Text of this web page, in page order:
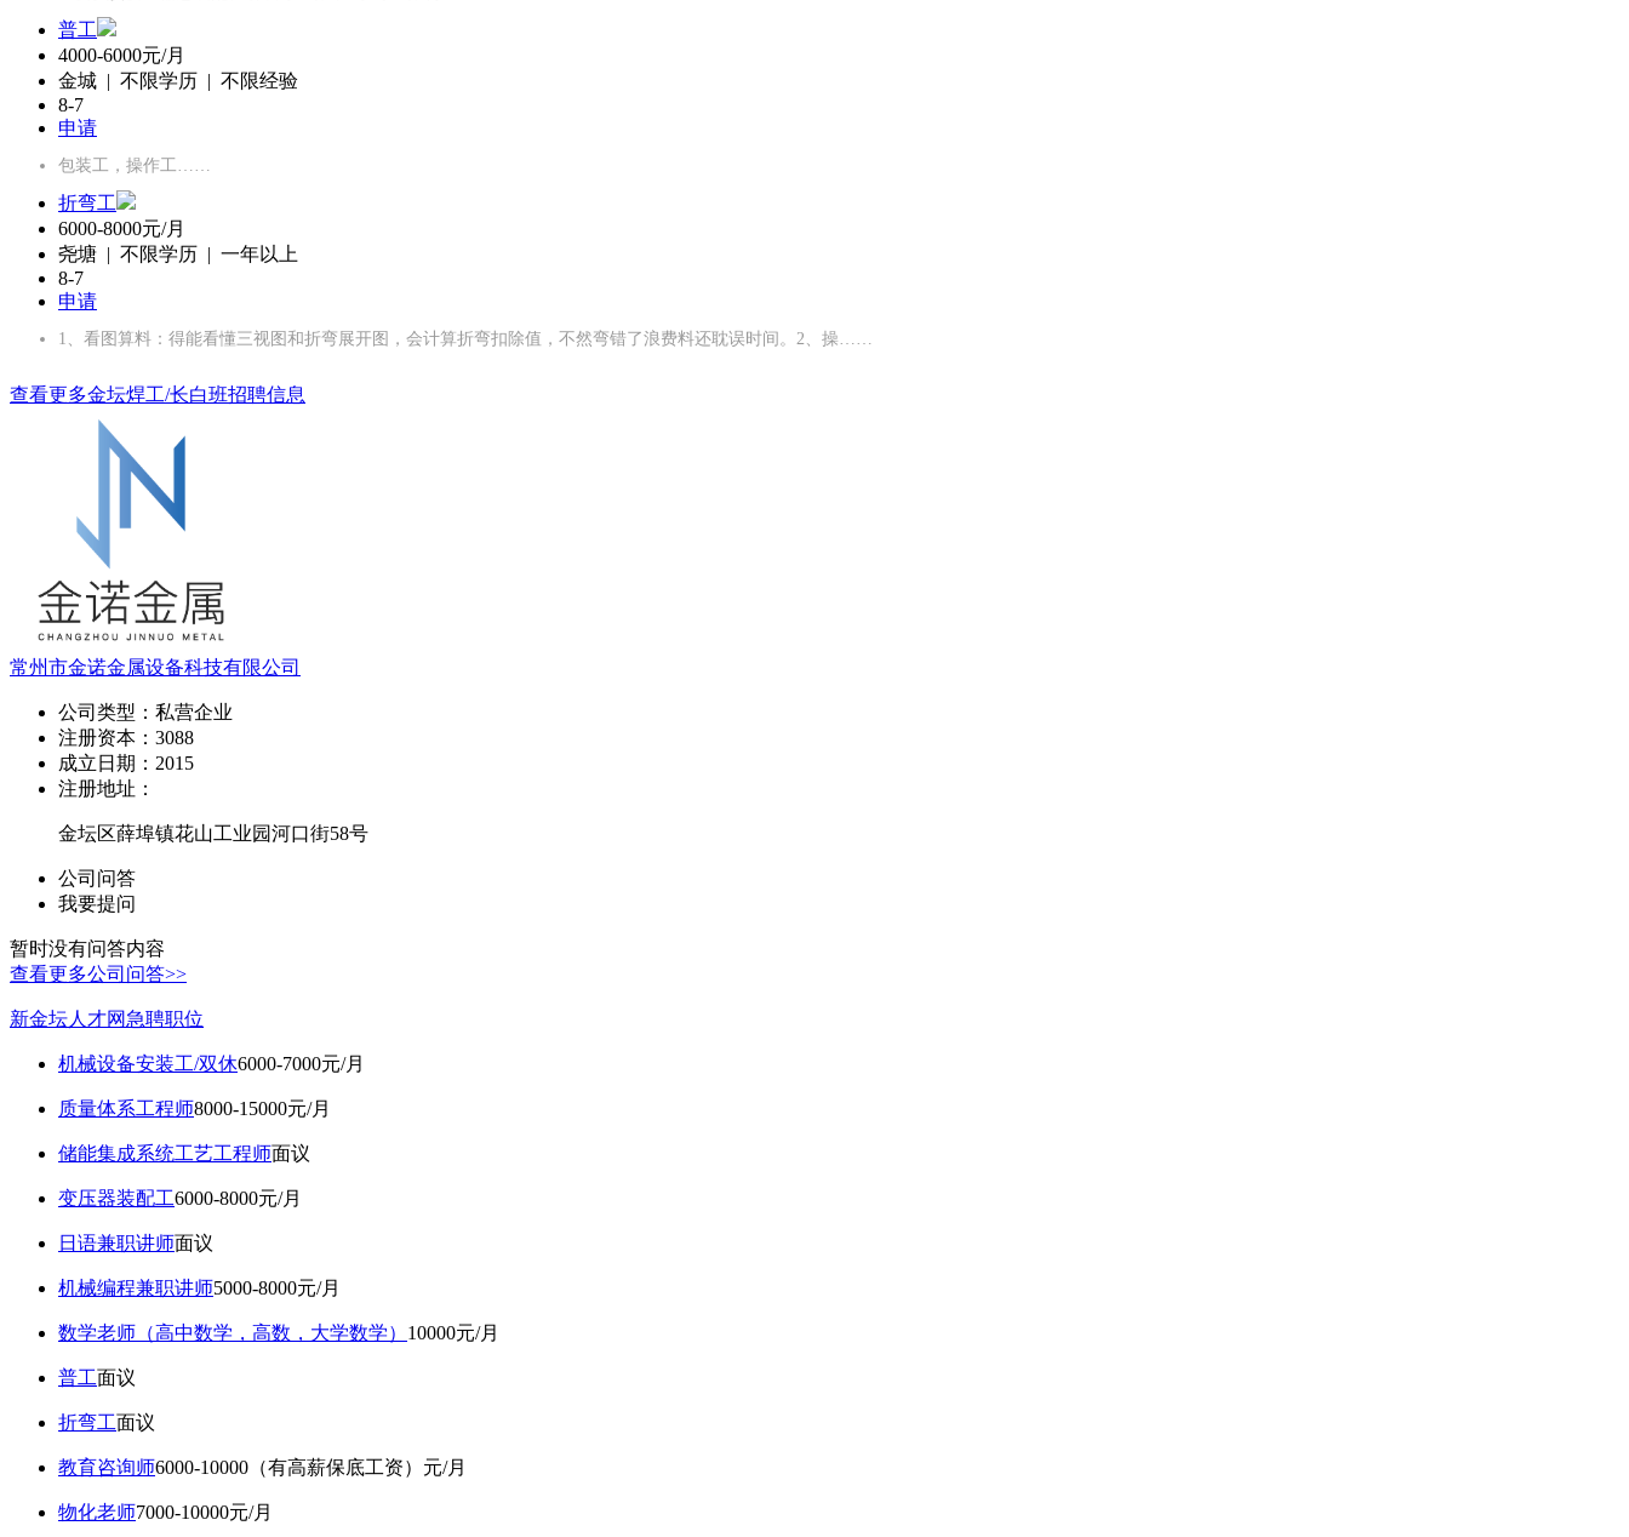
普工
4000-6000元/月
金城 | 不限学历 | 不限经验
8-7
申请
包装工，操作工……
折弯工
6000-8000元/月
尧塘 | 不限学历 | 一年以上
8-7
申请
1、‌看图算料‌：得能看懂三视图和折弯展开图，会计算折弯扣除值，不然弯错了浪费料还耽误时间。2、‌操……
查看更多金坛焊工/长白班招聘信息
常州市金诺金属设备科技有限公司
公司类型： 私营企业
注册资本： 3088
成立日期： 2015
注册地址：
金坛区薛埠镇花山工业园河口街58号
公司问答
我要提问
暂时没有问答内容
查看更多公司问答>>
新金坛人才网急聘职位
机械设备安装工/双休6000-7000元/月
质量体系工程师8000-15000元/月
储能集成系统工艺工程师面议
变压器装配工6000-8000元/月
日语兼职讲师面议
机械编程兼职讲师5000-8000元/月
数学老师（高中数学，高数，大学数学） 10000元/月
普工面议
折弯工面议
教育咨询师6000-10000（有高薪保底工资）元/月
物化老师7000-10000元/月